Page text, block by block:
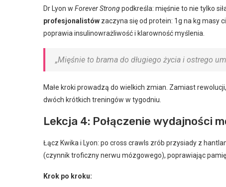
Dr Lyon w Forever Strongpodkreśla: mięśnie to nie tylko
profesjonalistów zaczyna się od protein: 1g na kg masy
poprawia insulinowrażliwość i klarowność myślenia.
„Mięśnie to brama do długiego życia i ostrego
Małe kroki prowadzą do wielkich zmian. Zamiast
dwóch krótkich treningów w tygodniu.
Lekcja 4: Połączenie wydajności
Łącz Kwika i Lyon: po cross crawls zrób przysiady z
(czynnik troficzny nerwu mózgowego), poprawiając
Krok po kroku: